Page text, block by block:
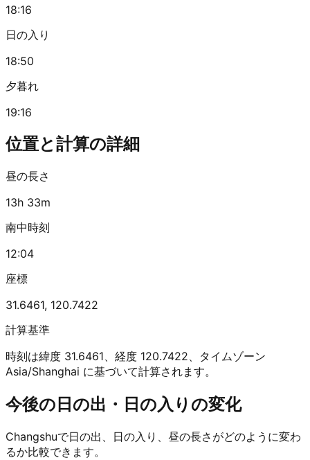
18:16
日の入り
18:50
夕暮れ
19:16
位置と計算の詳細
昼の長さ
13h 33m
南中時刻
12:04
座標
31.6461, 120.7422
計算基準
時刻は緯度 31.6461、経度 120.7422、タイムゾーン
Asia/Shanghai に基づいて計算されます。
今後の日の出・日の入りの変化
Changshuで日の出、日の入り、昼の長さがどのように変わ
るか比較できます。